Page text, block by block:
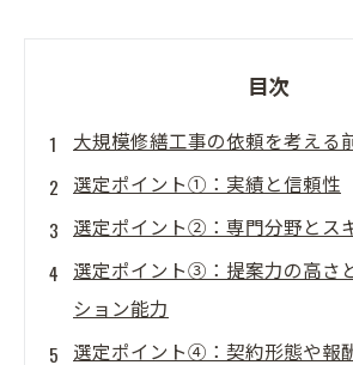
目次
大規模修繕工事の依頼を考える
選定ポイント①：実績と信頼性
選定ポイント②：専門分野とス
選定ポイント③：提案力の高さ
ション能力
選定ポイント④：契約形態や報